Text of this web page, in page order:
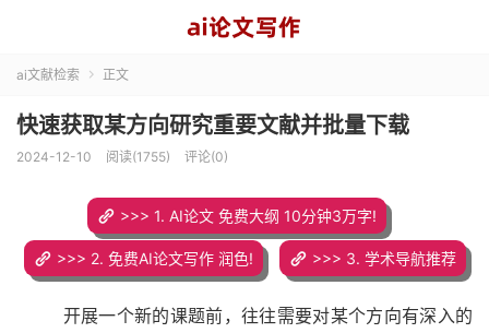
ai文献检索  正文
快速获取某方向研究重要文献并批量下载
2024-12-10 阅读(1755) 评论(0)
>>> 1. AI论文 免费大纲 10分钟3万字!
>>> 2. 免费AI论文写作 润色! >>> 3. 学术导航推荐
开展一个新的课题前，往往需要对某个方向有深入的